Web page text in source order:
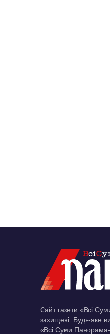
Сайт газети «Всі
захищені. Будь-яке
«Всі Суми Панорама-